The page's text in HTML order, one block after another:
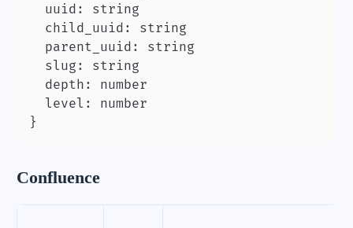
  uuid: string
  child_uuid: string
  parent_uuid: string
  slug: string
  depth: number
  level: number
Confluence